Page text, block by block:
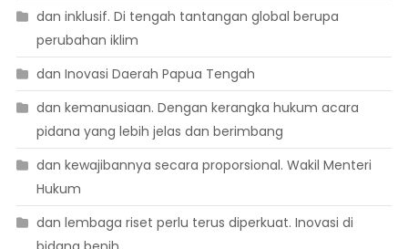
dan inklusif. Di tengah tantangan global berupa
perubahan iklim
dan Inovasi Daerah Papua Tengah
dan kemanusiaan. Dengan kerangka hukum acara
pidana yang lebih jelas dan berimbang
dan kewajibannya secara proporsional. Wakil Menteri
Hukum
dan lembaga riset perlu terus diperkuat. Inovasi di